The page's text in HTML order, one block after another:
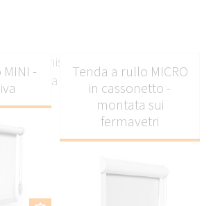
su misura per una perfetta
alla finestra
-
Tenda a rullo MICRO
in cassonetto -
montata sui
fermavetri